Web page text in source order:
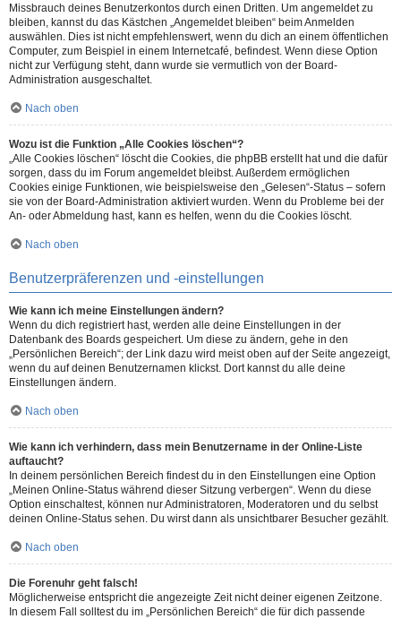
Missbrauch deines Benutzerkontos durch einen Dritten. Um angemeldet zu
bleiben, kannst du das Kästchen „Angemeldet bleiben“ beim Anmelden
auswählen. Dies ist nicht empfehlenswert, wenn du dich an einem öffentlichen
Computer, zum Beispiel in einem Internetcafé, befindest. Wenn diese Option
nicht zur Verfügung steht, dann wurde sie vermutlich von der Board-
Administration ausgeschaltet.
Nach oben
Wozu ist die Funktion „Alle Cookies löschen“?
„Alle Cookies löschen“ löscht die Cookies, die phpBB erstellt hat und die dafür
sorgen, dass du im Forum angemeldet bleibst. Außerdem ermöglichen
Cookies einige Funktionen, wie beispielsweise den „Gelesen“-Status – sofern
sie von der Board-Administration aktiviert wurden. Wenn du Probleme bei der
An- oder Abmeldung hast, kann es helfen, wenn du die Cookies löscht.
Nach oben
Benutzerpräferenzen und -einstellungen
Wie kann ich meine Einstellungen ändern?
Wenn du dich registriert hast, werden alle deine Einstellungen in der
Datenbank des Boards gespeichert. Um diese zu ändern, gehe in den
„Persönlichen Bereich“; der Link dazu wird meist oben auf der Seite angezeigt,
wenn du auf deinen Benutzernamen klickst. Dort kannst du alle deine
Einstellungen ändern.
Nach oben
Wie kann ich verhindern, dass mein Benutzername in der Online-Liste
auftaucht?
In deinem persönlichen Bereich findest du in den Einstellungen eine Option
„Meinen Online-Status während dieser Sitzung verbergen“. Wenn du diese
Option einschaltest, können nur Administratoren, Moderatoren und du selbst
deinen Online-Status sehen. Du wirst dann als unsichtbarer Besucher gezählt.
Nach oben
Die Forenuhr geht falsch!
Möglicherweise entspricht die angezeigte Zeit nicht deiner eigenen Zeitzone.
In diesem Fall solltest du im „Persönlichen Bereich“ die für dich passende